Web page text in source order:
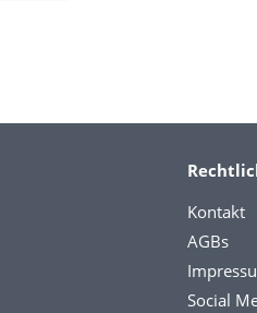
Kontakt
AGBs
Social